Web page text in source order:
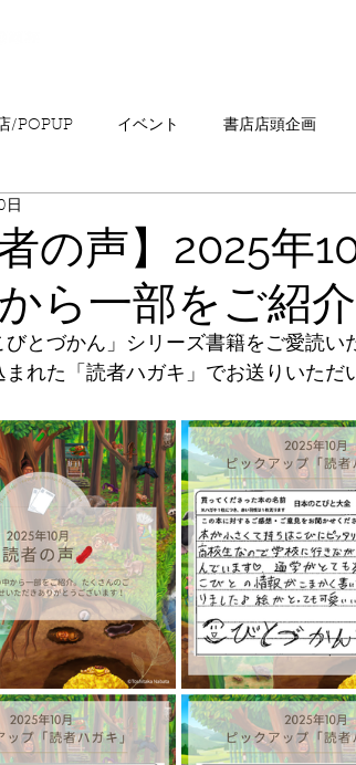
/POPUP イベント 書店店頭企画
ス
FAQ こびとづかんの町つるぎ
者の声】2025年
ら一部をご紹介
日
びとづかん」シリーズ書籍をご愛読い
まれた「読者ハガキ」でお送りいただ